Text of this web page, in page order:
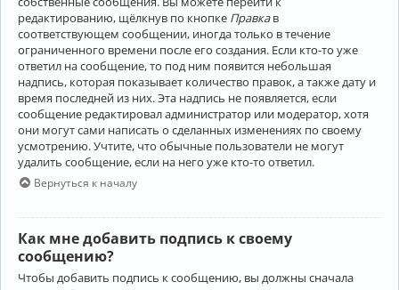
редактированию, щёлкнув по кнопке Правкав
соответствующем сообщении, иногда только в течение
ограниченного времени после его создания. Если кто-то уже
ответил на сообщение, то под ним появится небольшая
надпись, которая показывает количество правок, а также дату и
время последней из них. Эта надпись не появляется, если
сообщение редактировал администратор или модератор, хотя
они могут сами написать о сделанных изменениях по своему
усмотрению. Учтите, что обычные пользователи не могут
удалить сообщение, если на него уже кто-то ответил.
Вернуться к началу
Как мне добавить подпись к своему
сообщению?
Чтобы добавить подпись к сообщению, вы должны сначала